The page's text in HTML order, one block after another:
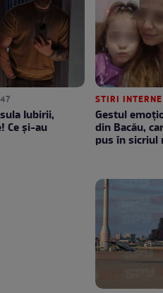
Iubirii,
Ce și-au
STIRI INTERNE
Gestul
din Bacău,
pus în sicriul